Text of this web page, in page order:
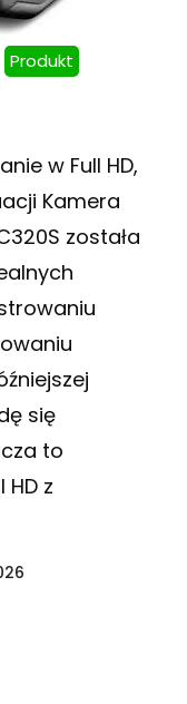
Produkt
w Full HD,
Kamera
została
się
to
z